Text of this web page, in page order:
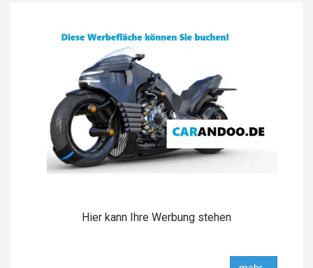
Hier kann Ihre Werbung stehen